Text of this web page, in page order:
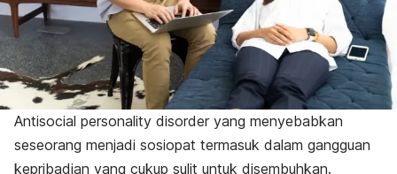
Antisocial personality disorder yang menyebabkan
seseorang menjadi sosiopat termasuk dalam gangguan
kepribadian yang cukup sulit untuk disembuhkan.